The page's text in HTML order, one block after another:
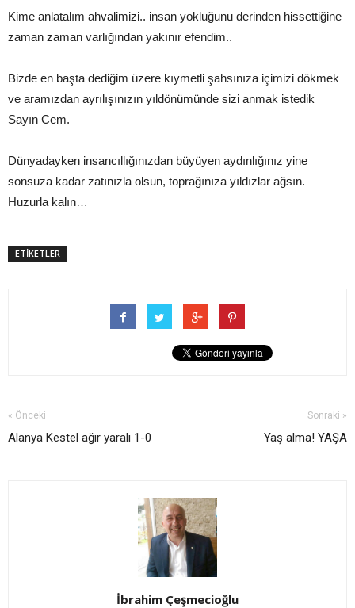
Kime anlatalım ahvalimizi.. insan yokluğunu derinden hissettiğine
zaman zaman varlığından yakınır efendim..
Bizde en başta dediğim üzere kıymetli şahsınıza içimizi dökmek
ve aramızdan ayrılışınızın yıldönümünde sizi anmak istedik
Sayın Cem.
Dünyadayken insancıllığınızdan büyüyen aydınlığınız yine
sonsuza kadar zatınızla olsun, toprağınıza yıldızlar ağsın.
Huzurla kalın…
ETİKETLER
« Önceki
Alanya Kestel ağır yaralı 1-0
Sonraki »
Yaş alma! YAŞA
İbrahim Çeşmecioğlu